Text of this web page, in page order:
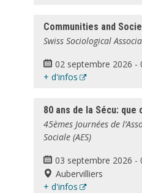
Communities and
Swiss Sociological
02 septembre 2026 -
+ d'infos
80 ans de la Sécu:
45èmes Journées de
Sociale (AES)
03 septembre 2026 -
Aubervilliers
+ d'infos